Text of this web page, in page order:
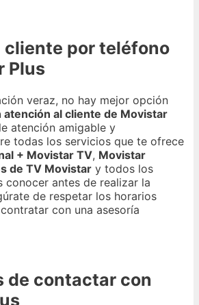
cliente por teléfono
Plus
veraz, no hay mejor opción
al cliente de Movistar
atención amigable y
todas los servicios que te ofrece
+ Movistar TV, Movistar
de TV Movistar y todos los
conocer antes de realizar la
de respetar los horarios
con una asesoría
de contactar con